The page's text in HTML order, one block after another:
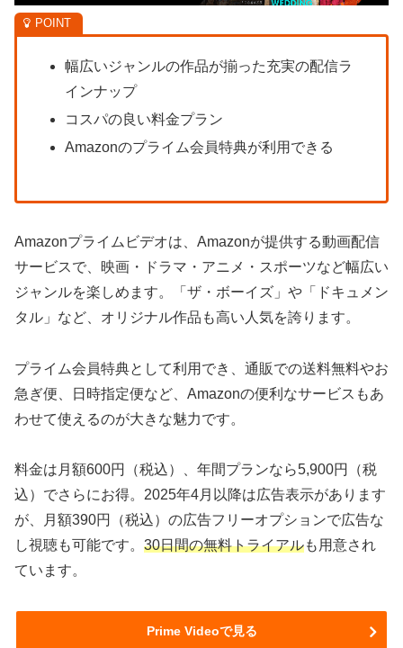
幅広いジャンルの作品が揃った充実の配信ラ
インナップ
コスパの良い料金プラン
Amazonのプライム会員特典が利用できる
Amazonプライムビデオは、Amazonが提供する動画配信
サービスで、映画・ドラマ・アニメ・スポーツなど幅広い
ジャンルを楽しめます。「ザ・ボーイズ」や「ドキュメン
タル」など、オリジナル作品も高い人気を誇ります。
プライム会員特典として利用でき、通販での送料無料やお
急ぎ便、日時指定便など、Amazonの便利なサービスもあ
わせて使えるのが大きな魅力です。
料金は月額600円（税込）、年間プランなら5,900円（税
込）でさらにお得。2025年4月以降は広告表示があります
が、月額390円（税込）の広告フリーオプションで広告な
し視聴も可能です。 30日間の無料トライアルも用意され
ています。
Prime Videoで見る